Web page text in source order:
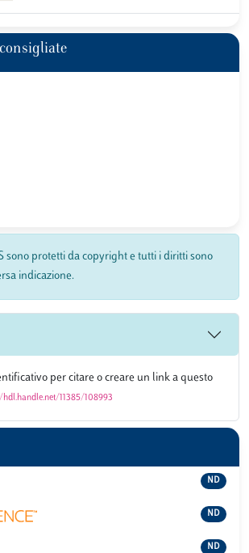
sono protetti da copyright e tutti i diritti sono
indicazione.
per citare o creare un link a questo
11385/108993
ND
ND
ND